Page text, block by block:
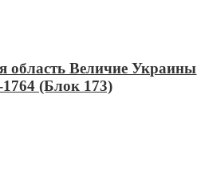
область Величие Украины
(Блок 173)